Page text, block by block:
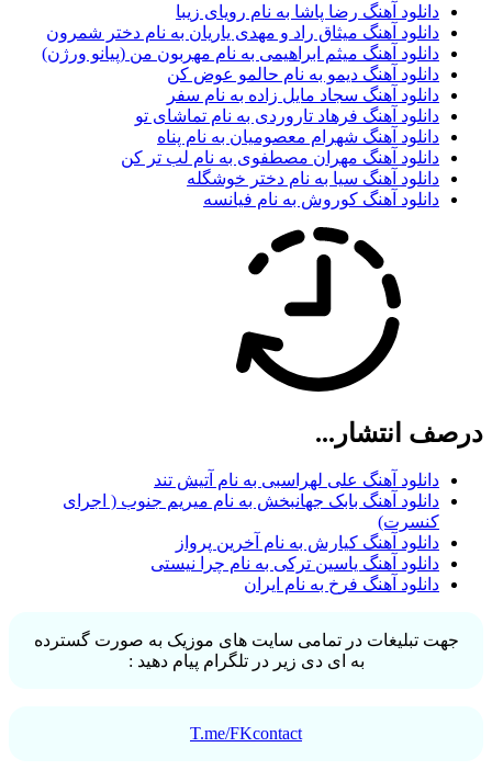
دانلود آهنگ رضا پاشا به نام رویای زیبا
دانلود آهنگ میثاق راد و مهدی یاریان به نام دختر شمرون
دانلود آهنگ میثم ابراهیمی به نام مهربون من (پیانو ورژن)
دانلود آهنگ دیمو به نام حالمو عوض کن
دانلود آهنگ سجاد مایل زاده به نام سفر
دانلود آهنگ فرهاد تاروردی به نام تماشای تو
دانلود آهنگ شهرام معصومیان به نام پناه
دانلود آهنگ مهران مصطفوی به نام لب تر کن
دانلود آهنگ سیا به نام دختر خوشگله
دانلود آهنگ کوروش به نام فیانسه
درصف انتشار...
دانلود آهنگ علی لهراسبی به نام آتیش تند
دانلود آهنگ بابک جهانبخش به نام میریم جنوب ( اجرای
کنسرت)
دانلود آهنگ کیارش به نام آخرین پرواز
دانلود آهنگ یاسین ترکی به نام چرا نیستی
دانلود آهنگ فرخ به نام ایران
جهت تبلیغات در تمامی سایت های موزیک به صورت گسترده
به ای دی زیر در تلگرام پیام دهید :
T.me/FKcontact